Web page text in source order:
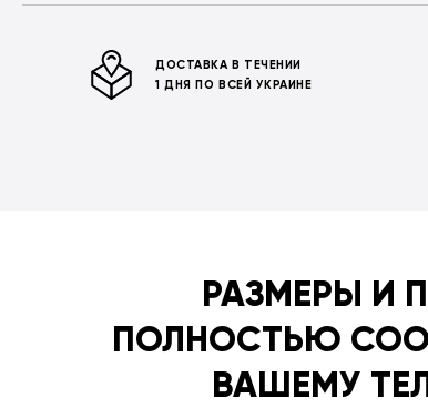
ДОСТАВКА В ТЕЧЕНИИ
1 ДНЯ ПО ВСЕЙ УКРАИНЕ
РАЗМЕРЫ И
ПОЛНОСТЬЮ
ВАШЕМУ